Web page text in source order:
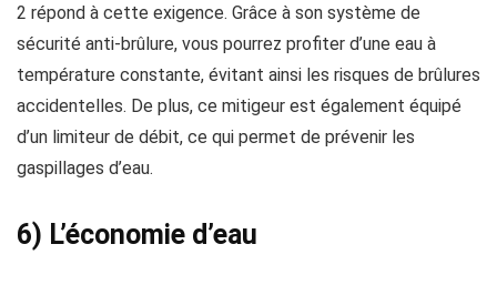
2 répond à cette exigence. Grâce à son système de
sécurité anti-brûlure, vous pourrez profiter d’une eau à
température constante, évitant ainsi les risques de brûlures
accidentelles. De plus, ce mitigeur est également équipé
d’un limiteur de débit, ce qui permet de prévenir les
gaspillages d’eau.
6) L’économie d’eau